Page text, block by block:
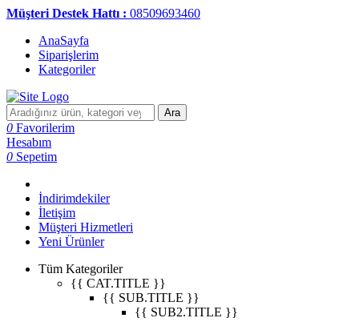
Müşteri Destek Hattı : 08509693460
AnaSayfa
Siparişlerim
Kategoriler
Ara
0 Favorilerim
Hesabım
0 Sepetim
İndirimdekiler
İletişim
Müşteri Hizmetleri
Yeni Ürünler
Tüm Kategoriler
{{ CAT.TITLE }}
{{ SUB.TITLE }}
{{ SUB2.TITLE }}